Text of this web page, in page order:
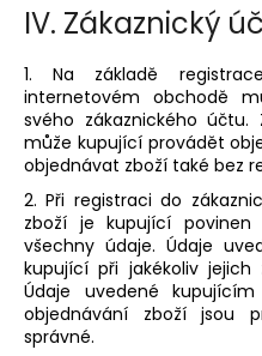
IV. Zákaznický
1. Na základě
internetovém obchodě
svého zákaznického
může kupující provádět
objednávat zboží také bez
2. Při registraci do
zboží je kupující
všechny údaje. Údaje
kupující při jakékoliv jejich
Údaje uvedené
objednávání zboží jsou
správné.